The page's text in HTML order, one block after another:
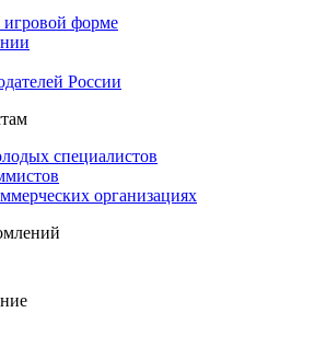
форме
России
специалистов
организациях